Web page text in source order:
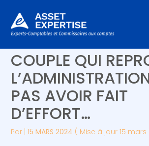
Aller
au
Créer et reprendre une activité
Gérer votre quotidien
Piloter votre entreprise
Développer votre entreprise
Construire votre patrimoine
Piloter votre gestion
Suivre votre comptabilité
Gérer vos ressources humaines
C’EST L’HISTOIRE
COUPLE QUI
PAS AVOIR FAIT
D’EFFORT…
Par |15 MARS 2024 ( Mise à jour 15 mars